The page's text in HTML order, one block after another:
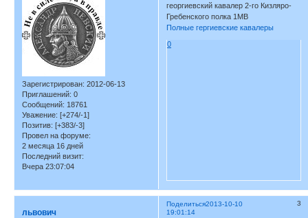
Зарегистрирован: 2012-06-13
Приглашений: 0
Сообщений: 18761
Уважение: [+274/-1]
Позитив: [+383/-3]
Провел на форуме:
2 месяца 16 дней
Последний визит:
Вчера 23:07:04
георгиевский кавалер 2-го Кизляро-
Гребенского полка 1МВ
Полные гергиевские кавалеры
0
Поделиться 3
2013-10-10
19:01:14
львович